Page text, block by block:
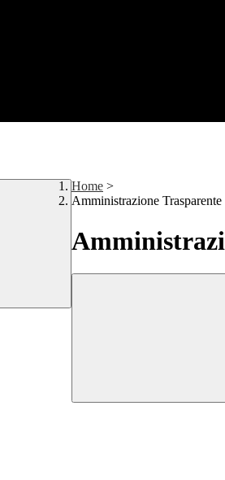
Home >
Amministrazione Trasparente